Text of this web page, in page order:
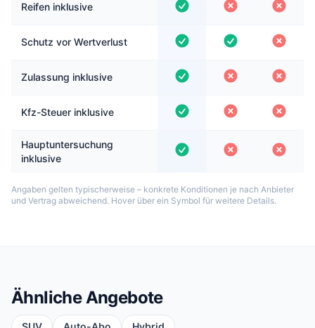
Reifen inklusive
Schutz vor Wertverlust
Zulassung inklusive
Kfz-Steuer inklusive
Hauptuntersuchung
inklusive
Angaben gelten typischerweise – konkrete Konditionen je nach Anbieter
und Vertrag abweichend. Hover über ein Symbol für weitere Details.
Ähnliche Angebote